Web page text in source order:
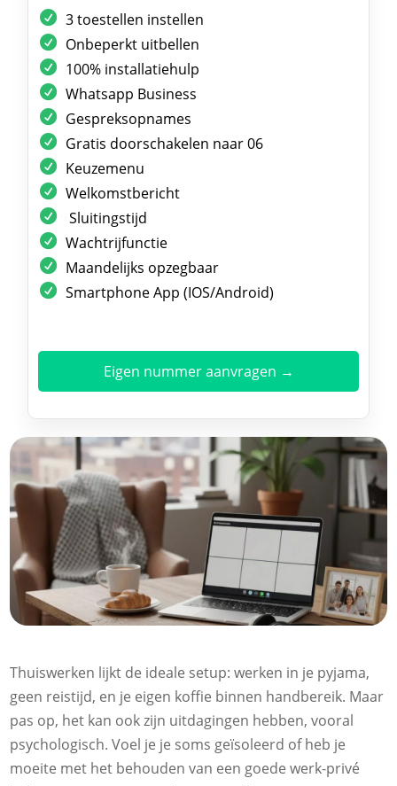
3 toestellen instellen
Onbeperkt uitbellen
100% installatiehulp
Whatsapp Business
Gespreksopnames
Gratis doorschakelen naar 06
Keuzemenu
Welkomstbericht
Sluitingstijd
Wachtrijfunctie
Maandelijks opzegbaar
Smartphone App (IOS/Android)
Eigen nummer aanvragen →
Thuiswerken lijkt de ideale setup: werken in je pyjama,
geen reistijd, en je eigen koffie binnen handbereik. Maar
pas op, het kan ook zijn uitdagingen hebben, vooral
psychologisch. Voel je je soms geïsoleerd of heb je
moeite met het behouden van een goede werk-privé